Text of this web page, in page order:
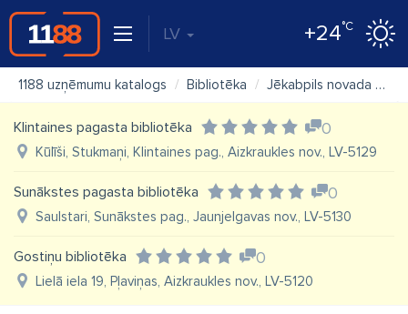
LV +24°C
1188 uzņēmumu katalogs Bibliotēka Jēkabpils novada Biržu bibliotēka
Klintaines pagasta bibliotēka 0
Kūlīši, Stukmaņi, Klintaines pag., Aizkraukles nov., LV-5129
Sunākstes pagasta bibliotēka 0
Saulstari, Sunākstes pag., Jaunjelgavas nov., LV-5130
Gostiņu bibliotēka 0
Lielā iela 19, Pļaviņas, Aizkraukles nov., LV-5120